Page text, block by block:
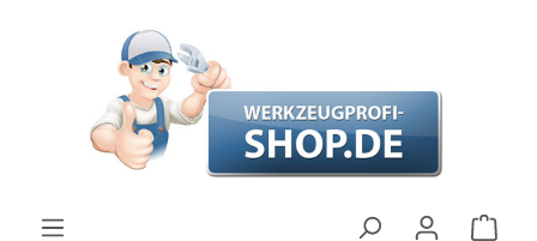
Zum Hauptinhalt springen